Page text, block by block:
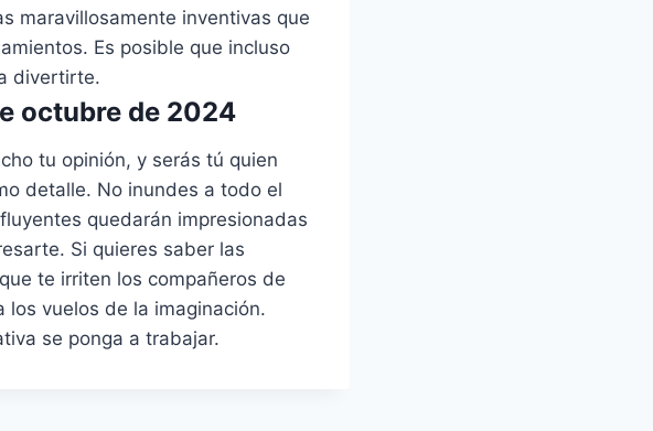
maravillosamente inventivas que
Es posible que incluso
divertirte.
octubre de 2024
tu opinión, y serás tú quien
detalle. No inundes a todo el
quedarán impresionadas
Si quieres saber las
te irriten los compañeros de
vuelos de la imaginación.
se ponga a trabajar.